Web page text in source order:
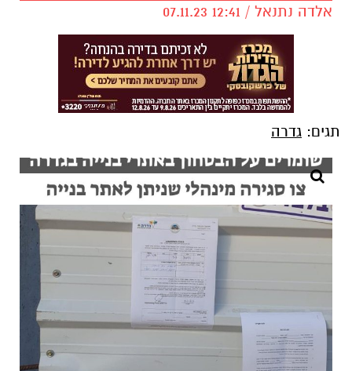
אלדה נתנאל / 12:41 07.11.23
תגים: גדרה